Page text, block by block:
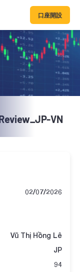
口座開設
VN
02/07/2026
Vũ Thị Hồng Lê
JP
94